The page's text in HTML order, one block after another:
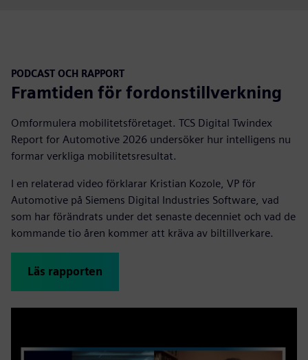
PODCAST OCH RAPPORT
Framtiden för fordonstillverkning
Omformulera mobilitetsföretaget. TCS Digital Twindex
Report for Automotive 2026 undersöker hur intelligens nu
formar verkliga mobilitetsresultat.
I en relaterad video förklarar Kristian Kozole, VP för
Automotive på Siemens Digital Industries Software, vad
som har förändrats under det senaste decenniet och vad de
kommande tio åren kommer att kräva av biltillverkare.
Läs rapporten